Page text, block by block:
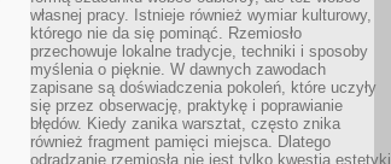
własnej pracy. Istnieje również wymiar kulturowy,
którego nie da się pominąć. Rzemiosło
przechowuje lokalne tradycje, techniki i sposoby
myślenia o pięknie. W dawnych zawodach
zapisane są doświadczenia pokoleń, które uczyły
się przez obserwację, praktykę i poprawianie
błędów. Kiedy zanika warsztat, często znika
również fragment pamięci miejsca. Dlatego
odradzanie rzemiosła nie jest tylko kwestią estetyki